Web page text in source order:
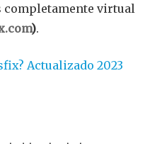
completamente virtual
).
Actualizado 2023